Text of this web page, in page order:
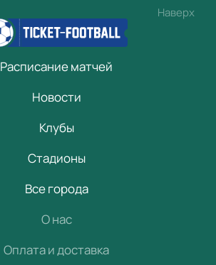
Наверх
Расписание матчей
Новости
Клубы
Стадионы
Все города
О нас
Оплата и доставка